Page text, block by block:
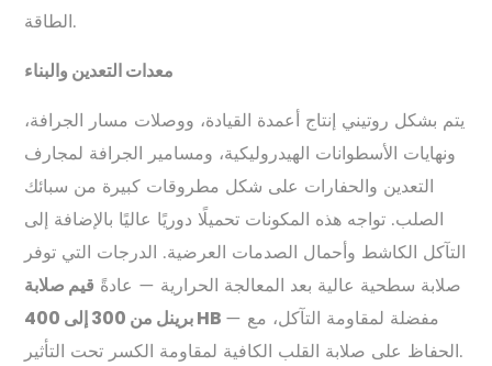
الطاقة.
معدات التعدين والبناء
يتم بشكل روتيني إنتاج أعمدة القيادة، ووصلات مسار الجرافة،
ونهايات الأسطوانات الهيدروليكية، ومسامير الجرافة لمجارف
التعدين والحفارات على شكل مطروقات كبيرة من سبائك
الصلب. تواجه هذه المكونات تحميلًا دوريًا عاليًا بالإضافة إلى
التآكل الكاشط وأحمال الصدمات العرضية. الدرجات التي توفر
صلابة سطحية عالية بعد المعالجة الحرارية — عادةً قيم صلابة
برينل من 300 إلى 400 HB — مفضلة لمقاومة التآكل، مع
الحفاظ على صلابة القلب الكافية لمقاومة الكسر تحت التأثير.